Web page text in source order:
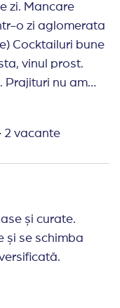
zi. Mancare
o zi aglomerata
Cocktailuri bune
vinul prost.
Prajituri nu am
pentru 7
· 2 vacante
și curate.
și se schimba